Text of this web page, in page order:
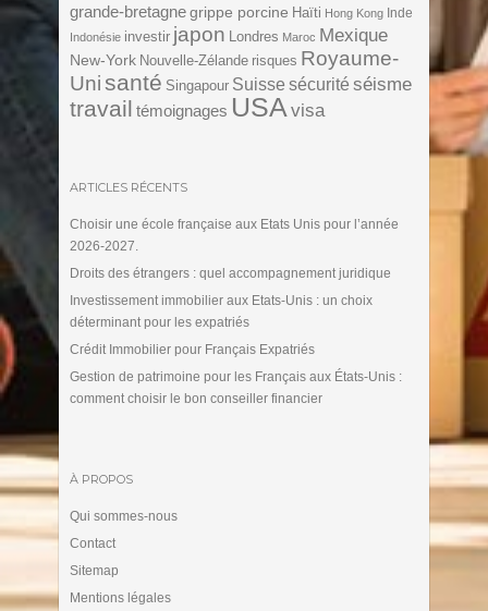
grande-bretagne grippe porcine Haïti Hong Kong Inde
Indonésie investir japon Londres Maroc Mexique
New-York Nouvelle-Zélande risques Royaume-
Unisanté Singapour Suisse sécurité séisme
travail témoignages USA visa
ARTICLES RÉCENTS
Choisir une école française aux Etats Unis pour l’année
2026-2027.
Droits des étrangers : quel accompagnement juridique
Investissement immobilier aux Etats-Unis : un choix
déterminant pour les expatriés
Crédit Immobilier pour Français Expatriés
Gestion de patrimoine pour les Français aux États-Unis :
comment choisir le bon conseiller financier
À PROPOS
Qui sommes-nous
Contact
Sitemap
Mentions légales